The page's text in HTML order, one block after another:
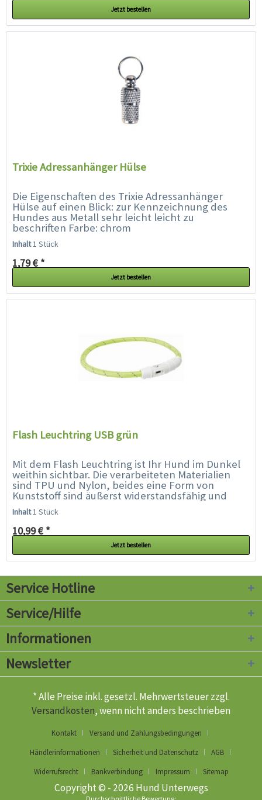
Jetzt bestellen
Trixie Adressanhänger Hülse
Die Eigenschaften des Trixie Adressanhänger
Hülse auf einen Blick: zur Kennzeichnung des
Hundes aus Metall sehr leicht leicht zu
beschriften Farbe: chrom
Inhalt1 Stück
1,79 € *
Jetzt bestellen
Flash Leuchtring USB grün
Mit dem Flash Leuchtring ist Ihr Hund im Dunkel
weithin sichtbar. Die verarbeiteten Materialien
sind TPU und Nylon, beides eine Form von
Kunststoff sind äußerst widerstandsfähig und
spritzwasserabweisend sind. Man...
Inhalt1 Stück
10,99 € *
Jetzt bestellen
Service Hotline
Service/Hilfe
Informationen
Newsletter
* Alle Preise inkl. gesetzl. Mehrwertsteuer zzgl.
Versandkosten, wenn nicht anders beschrieben
Kontakt
Versand und Zahlungsbedingungen
Händlerinformationen
Sicherheit und Datenschutz
AGB
Widerrufsrecht
Bankverbindung Impressum Sitemap
Copyright © - 2026 Hund Unterwegs